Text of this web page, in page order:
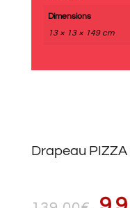
Dimensions
13 × 13 × 149 cm
Drapeau PIZZA